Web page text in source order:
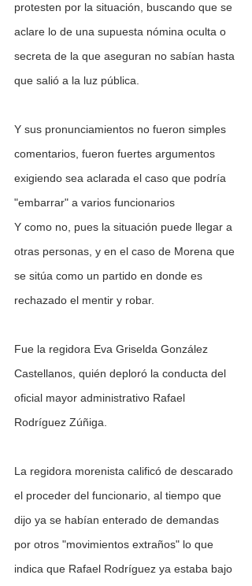
protesten por la situación, buscando que se
aclare lo de una supuesta nómina oculta o
secreta de la que aseguran no sabían hasta
que salió a la luz pública.
Y sus pronunciamientos no fueron simples
comentarios, fueron fuertes argumentos
exigiendo sea aclarada el caso que podría
"embarrar" a varios funcionarios
Y como no, pues la situación puede llegar a
otras personas, y en el caso de Morena que
se sitúa como un partido en donde es
rechazado el mentir y robar.
Fue la regidora Eva Griselda González
Castellanos, quién deploró la conducta del
oficial mayor administrativo Rafael
Rodríguez Zúñiga.
La regidora morenista calificó de descarado
el proceder del funcionario, al tiempo que
dijo ya se habían enterado de demandas
por otros "movimientos extraños" lo que
indica que Rafael Rodríguez ya estaba bajo